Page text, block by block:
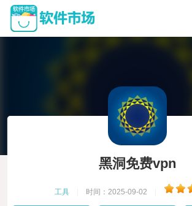
黑洞免费vpn
工具 时间：2025-09-02